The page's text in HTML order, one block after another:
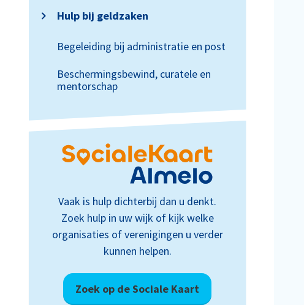
Hulp bij geldzaken
Begeleiding bij administratie en post
Beschermingsbewind, curatele en
mentorschap
Vaak is hulp dichterbij dan u denkt.
Zoek hulp in uw wijk of kijk welke
organisaties of verenigingen u verder
kunnen helpen.
Zoek op de Sociale Kaart